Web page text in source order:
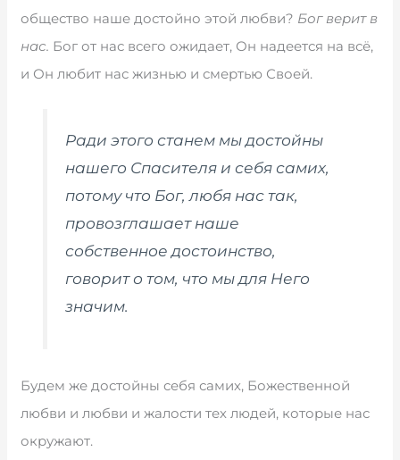
общество наше достойно этой любви? Бог верит в
нас. Бог от нас всего ожидает, Он надеется на всё,
и Он любит нас жизнью и смертью Своей.
Ради этого станем мы достойны
нашего Спасителя и себя самих,
потому что Бог, любя нас так,
провозглашает наше
собственное достоинство,
говорит о том, что мы для Него
значим.
Будем же достойны себя самих, Божественной
любви и любви и жалости тех людей, которые нас
окружают.